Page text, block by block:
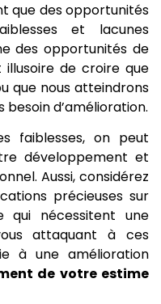
que des opportunités
et lacunes
des opportunités de
illusoire de croire que
que nous atteindrons
besoin d’amélioration.
faiblesses, on peut
développement et
Aussi, considérez
précieuses sur
qui nécessitent une
attaquant à ces
à une amélioration
de votre estime